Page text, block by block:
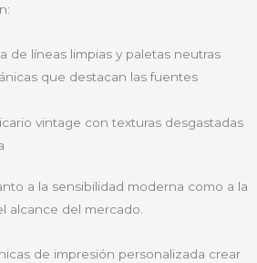
de líneas limpias y paletas neutras
que destacan las fuentes
vintage con texturas desgastadas
a la sensibilidad moderna como a la
alcance del mercado.
de impresión personalizada crear